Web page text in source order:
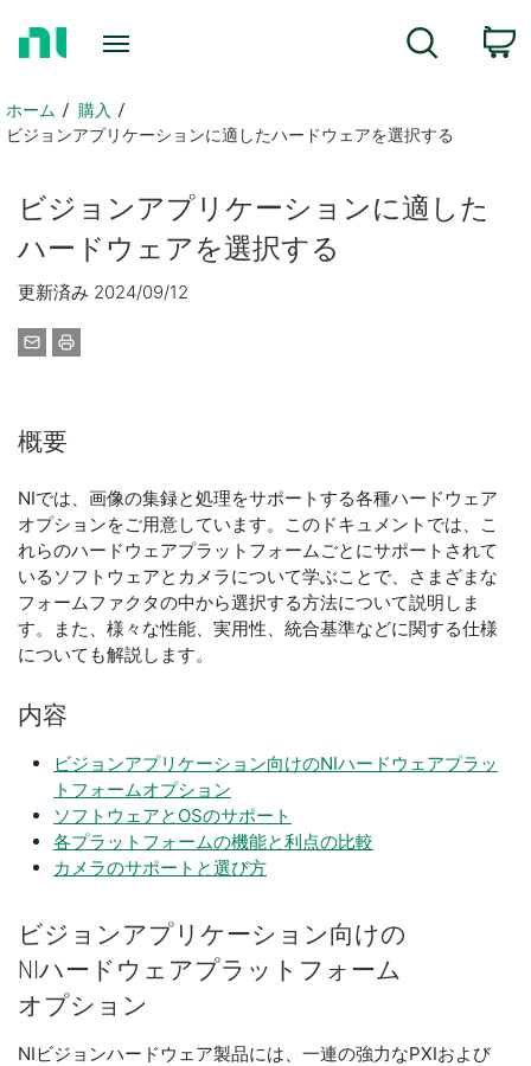
ペ
ー
ホーム
購入
ビジョンアプリケーションに適したハードウェアを選択する
ビジョンアプリケーションに適 した
ハードウェアを選択する
更新済み 2024/09/12
概要
NIでは、画像の集録と処理をサポートする各種ハードウェア
オプションをご用意しています。このドキュメントでは、こ
れらのハードウェアプラットフォームごとにサポートされて
いるソフトウェアとカメラについて学ぶことで、さまざまな
フォームファクタの中から選択する方法について説明しま
す。また、様々な性能、実用性、統合基準などに関する仕様
についても解説します。
内容
ビジョンアプリケーション向けのNIハードウェアプラッ
トフォームオプション
ソフトウェアとOSのサポート
各プラットフォームの機能と利点の比較
カメラのサポートと選び方
ビジョン アプリケーション向けの
NIハードウェアプラットフォーム
オプション
NIビジョンハードウェア製品には、一連の強力なPXIおよび